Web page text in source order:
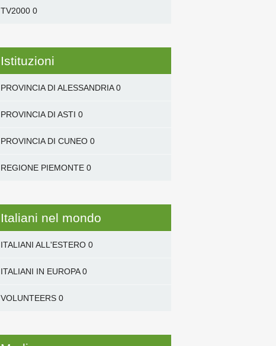
TV20000
Istituzioni
PROVINCIA DI ALESSANDRIA0
PROVINCIA DI ASTI 0
PROVINCIA DI CUNEO0
REGIONE PIEMONTE0
Italiani nel mondo
ITALIANI ALL'ESTERO0
ITALIANI IN EUROPA0
VOLUNTEERS0